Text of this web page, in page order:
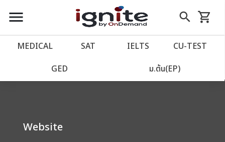
close
account_balance หน้าแรก
เว็บไซต์อิกไนท์
import_contacts วางแผนการเรียน
menu search
Skip
to
shopping_cart
รถเข็น
MEDICAL SAT IELTS CU‑TEST
GED ม.ต้น(EP)
We could not find anything for 80003928
Website